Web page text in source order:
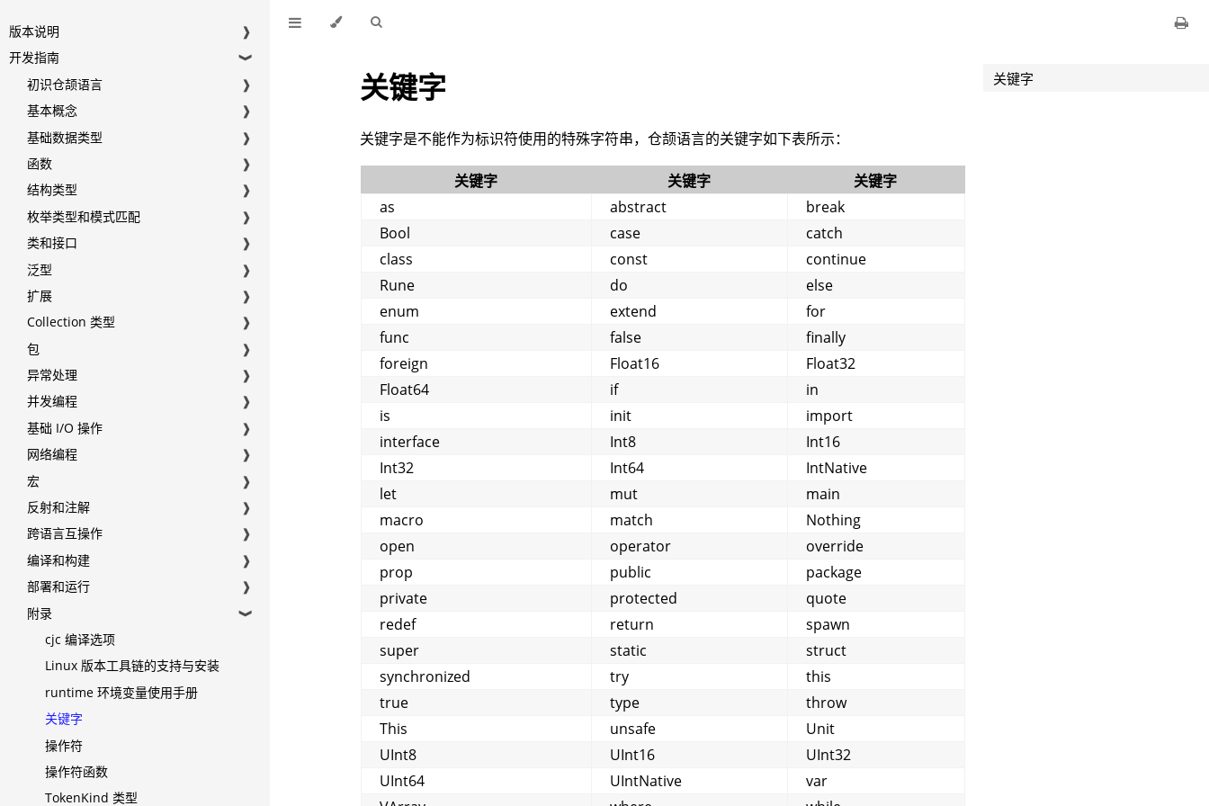
版本说明
❱
开发指南
❱
初识仓颉语言
❱
基本概念
❱
基础数据类型
❱
函数
❱
结构类型
❱
枚举类型和模式匹配
❱
类和接口
❱
泛型
❱
扩展
❱
Collection 类型
❱
包
❱
异常处理
❱
并发编程
❱
基础 I/O 操作
❱
网络编程
❱
宏
❱
反射和注解
❱
跨语言互操作
❱
编译和构建
❱
部署和运行
❱
附录
❱
cjc 编译选项
Linux 版本工具链的支持与安装
runtime 环境变量使用手册
关键字
操作符
操作符函数
TokenKind 类型
关键字
关键字是不能作为标识符使用的特殊字符串，仓颉语言的关键字如下表所示：
关键字 关键字
关键字
as
abstract
break
Bool
case
catch
class
const
continue
Rune
do
else
enum
extend
for
func
false
finally
foreign
Float16
Float32
Float64
if
in
is
init
import
interface
Int8
Int16
Int32
Int64
IntNative
let
mut
main
macro
match
Nothing
open
operator
override
prop
public
package
private
protected
quote
redef
return
spawn
super
static
struct
synchronized
try
this
true
type
throw
This
unsafe
Unit
UInt8
UInt16
UInt32
UInt64
UIntNative
var
关键字